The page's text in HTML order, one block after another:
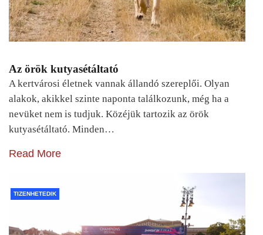
Az örök kutyasétáltató
A kertvárosi életnek vannak állandó szereplői. Olyan
alakok, akikkel szinte naponta találkozunk, még ha a
nevüket nem is tudjuk. Közéjük tartozik az örök
kutyasétáltató. Minden…
Read More
TIZENHETEDIK